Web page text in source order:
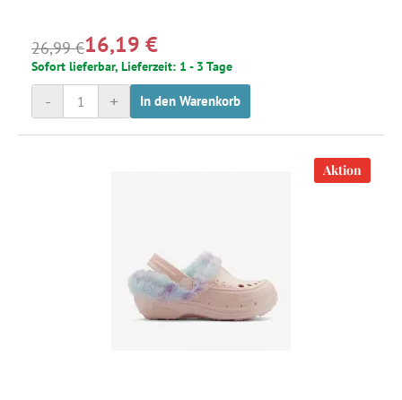
26,99 €16,19 €
Sofort lieferbar, Lieferzeit: 1 - 3 Tage
+
- In den Warenkorb
Aktion